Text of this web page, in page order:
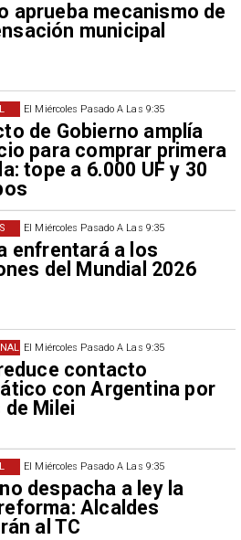
aprueba mecanismo de
municipal
El Miércoles Pasado A Las 9:35
de Gobierno amplía
para comprar primera
tope a 6.000 UF y 30
El Miércoles Pasado A Las 9:35
enfrentará a los
del Mundial 2026
El Miércoles Pasado A Las 9:35
contacto
con Argentina por
Milei
El Miércoles Pasado A Las 9:35
despacha a ley la
Alcaldes
al TC